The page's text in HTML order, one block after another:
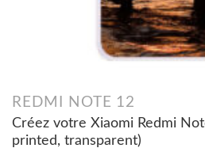
REDMI NOTE 12
Créez votre Xiaomi Redmi
printed, transparent)